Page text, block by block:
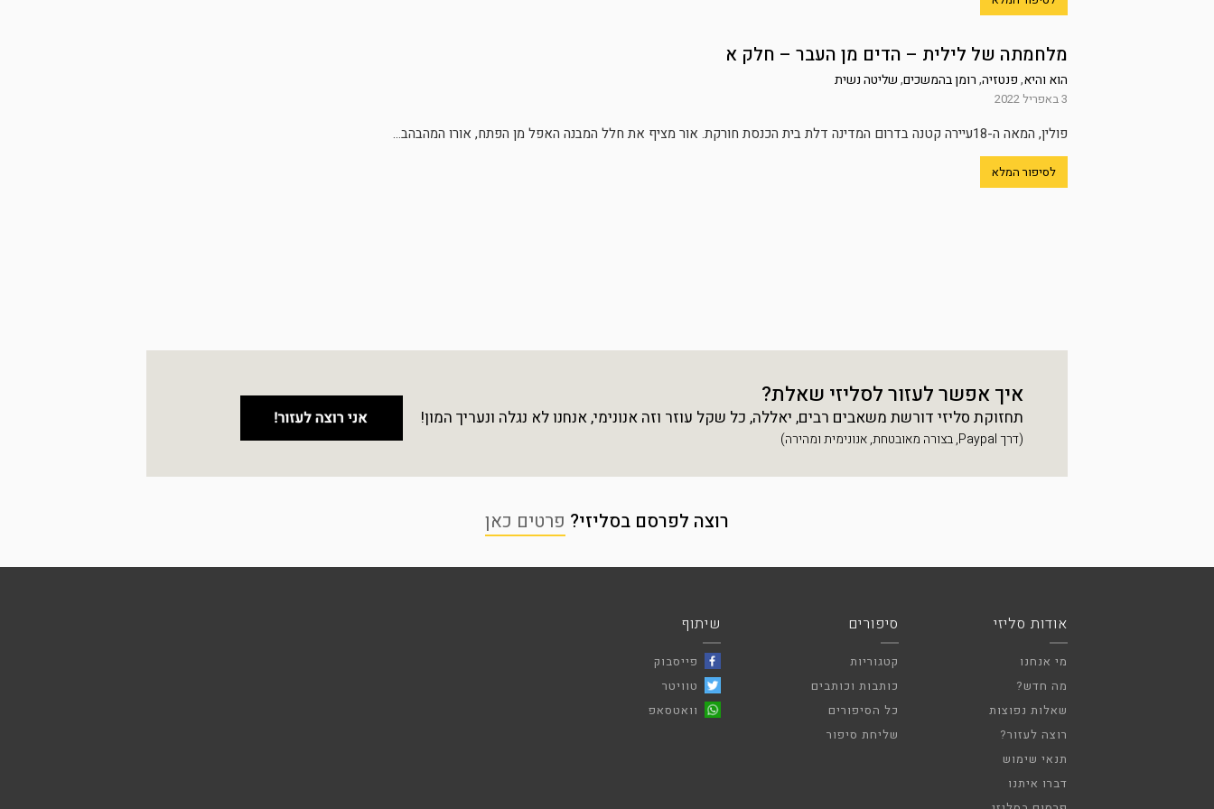
מלחמתה של לילית – הדים מן העבר – חלק א
הוא והיא,פנטזיה,רומן בהמשכים,שליטה נשית
3 באפריל 2022
פולין, המאה ה-18עיירה קטנה בדרום המדינה דלת בית הכנסת חורקת. אור מציף את חלל המבנה האפל מן הפתח, אורו המהבהב...
לסיפור המלא
איך אפשר לעזור לסליזי שאלת?
תחזוקת סליזי דורשת משאבים רבים, יאללה, כל שקל עוזר וזה אנונימי, אנחנו לא נגלה ונעריך המון!
(דרך Paypal, בצורה מאובטחת, אנונימית ומהירה)
רוצה לפרסם בסליזי? פרטים כאן
אודות סליזי
מי אנחנו
מה חדש?
שאלות נפוצות
רוצה לעזור?
תנאי שימוש
דברו איתנו
סיפורים
קטגוריות
כותבות וכותבים
כל הסיפורים
שליחת סיפור
שיתוף
פייסבוק
טוויטר
וואטסאפ